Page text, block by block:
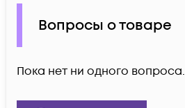
Вопросы о товаре
Пока нет ни одного вопроса.